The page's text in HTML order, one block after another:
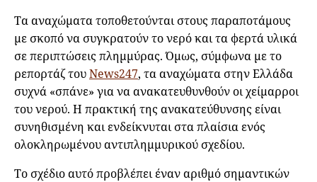
Τα αναχώματα τοποθετούνται στους παραποτάμους
με σκοπό να συγκρατούν το νερό και τα φερτά υλικά
σε περιπτώσεις πλημμύρας. Όμως, σύμφωνα με το
ρεπορτάζ τουNews247, τα αναχώματα στην Ελλάδα
συχνά «σπάνε» για να ανακατευθυνθούν οι χείμαρροι
του νερού. Η πρακτική της ανακατεύθυνσης είναι
συνηθισμένη και ενδείκνυται στα πλαίσια ενός
ολοκληρωμένου αντιπλημμυρικού σχεδίου.
Το σχέδιο αυτό προβλέπει έναν αριθμό σημαντικών